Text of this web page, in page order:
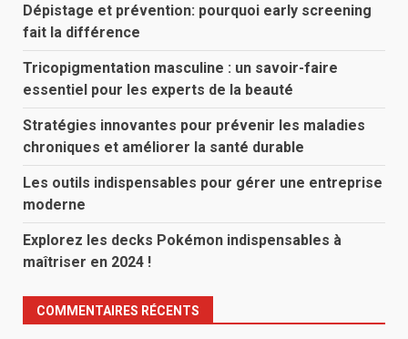
Dépistage et prévention: pourquoi early screening
fait la différence
Tricopigmentation masculine : un savoir-faire
essentiel pour les experts de la beauté
Stratégies innovantes pour prévenir les maladies
chroniques et améliorer la santé durable
Les outils indispensables pour gérer une entreprise
moderne
Explorez les decks Pokémon indispensables à
maîtriser en 2024 !
COMMENTAIRES RÉCENTS